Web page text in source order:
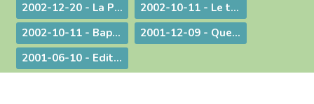
2002-12-20 - La Prière à Marie : un itinéraire de contemplation, une source pour l'action
2002-10-11 - Le temps de la mission
2002-10-11 - Baptême et mariage - Dans une pastorale d'évangélisation harmoniser nos pratiques pour mieux proposer la foi
2001-12-09 - Questions d'actualité avec Mgr Bagnard
2001-06-10 - Edito : Pour qu'ils aient la vie en abondance !